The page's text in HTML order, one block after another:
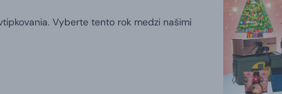
Vyberte tento rok medzi našimi